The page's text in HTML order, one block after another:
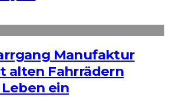
Manufaktur
alten Fahrrädern
ein